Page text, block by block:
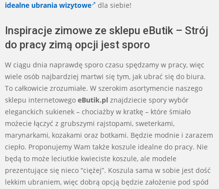
idealne ubrania wizytowe
dla siebie!
Inspiracje zimowe ze sklepu eButik – Strój
do pracy zimą opcji jest sporo
W ciągu dnia naprawdę sporo czasu spędzamy w pracy, więc
wiele osób najbardziej martwi się tym, jak ubrać się do biura.
To całkowicie zrozumiałe. W szerokim asortymencie naszego
sklepu internetowego eButik.pl znajdziecie spory wybór
eleganckich sukienek – chociażby w kratkę – które śmiało
możecie łączyć z grubszymi rajstopami, sweterkami,
marynarkami, kozakami oraz botkami. Będzie modnie i zarazem
ciepło. Proponujemy Wam także koszule idealne do pracy. Nie
będą to może leciutkie kwieciste koszule, ale modele
prezentujące się nieco “ciężej”. Koszula sama w sobie jest dość
lekkim ubraniem, więc dobrą opcją będzie założenie pod spód